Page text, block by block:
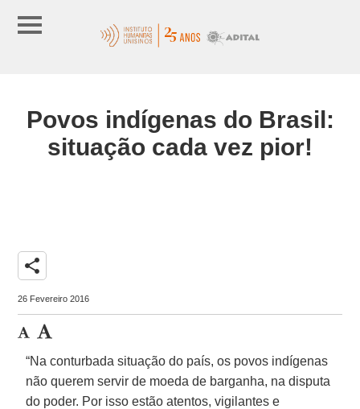
Povos indígenas do Brasil:
situação cada vez pior!
share
26 Fevereiro 2016
“Na conturbada situação do país, os povos indígenas
não querem servir de moeda de barganha, na disputa
do poder. Por isso estão atentos, vigilantes e